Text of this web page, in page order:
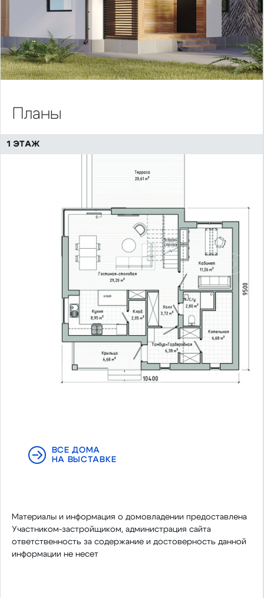
Планы
1 ЭТАЖ
Предыдущий
ВСЕ ДОМА
НА ВЫСТАВКЕ
Материалы и информация о домовладении предоставлена
Участником-застройщиком, администрация сайта
ответственность за содержание и достоверность данной
информации не несет